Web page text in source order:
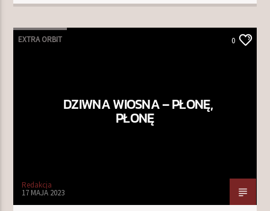
EXTRA ORBIT 0
DZIWNA WIOSNA – PŁONĘ,
PŁONĘ
Redakcja
17 MAJA 2023